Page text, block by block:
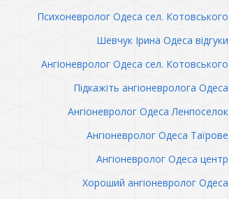
Психоневролог Одеса сел. Котовського
Шевчук Ірина Одеса відгуки
Ангіоневролог Одеса сел. Котовського
Підкажіть ангіоневролога Одеса
Ангіоневролог Одеса Ленпоселок
Ангіоневролог Одеса Таїрове
Ангіоневролог Одеса центр
Хороший ангіоневролог Одеса